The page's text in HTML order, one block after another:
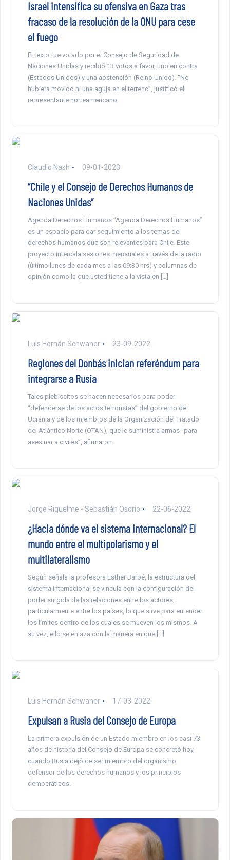
Israel intensifica su ofensiva en Gaza tras
fracaso de la resolución de la ONU para cese
el fuego
El texto fue votado por el Consejo de Seguridad de
Naciones Unidas y recibió 13 votos a favor, uno en contra
(Estados Unidos) y una abstención (Reino Unido). “No
hubiera movido ni una aguja en el terreno”, justificó el
representante norteamericano
Claudio Nash 09-01-2023
“Chile y el Consejo de Derechos Humanos de
Naciones Unidas”
Agenda Derechos Humanos “Agenda Derechos Humanos”
es un espacio para dar seguimiento a los temas de
derechos humanos que son relevantes para Chile. Este
proyecto intercala sesiones mensuales a través de la radio
(último lunes de cada mes a las 09:30 hrs) y columnas de
opinión como la que usted tiene a la vista en […]
Luis Hernán Schwaner 23-09-2022
Regiones del Donbás inician referéndum para
integrarse a Rusia
Tales plebiscitos se hacen necesarios para poder
“defenderse de los actos terroristas” del gobierno de
Ucrania y de los miembros de la Organización del Tratado
del Atlántico Norte (OTAN), que le suministra armas “para
asesinar a civiles”, afirmaron.
Jorge Riquelme - Sebastián Osorio 22-06-2022
¿Hacia dónde va el sistema internacional? El
mundo entre el multipolarismo y el
multilateralismo
Según señala la profesora Esther Barbé, la estructura del
sistema internacional se vincula con la configuración del
poder surgida de las relaciones entre los actores,
particularmente entre los países, lo que sirve para entender
los límites dentro de los cuales se mueven los mismos. A
su vez, ello se enlaza con la manera en que […]
Luis Hernán Schwaner 17-03-2022
Expulsan a Rusia del Consejo de Europa
La primera expulsión de un Estado miembro en los casi 73
años de historia del Consejo de Europa se concretó hoy,
cuando Rusia dejó de ser miembro del organismo
defensor de los derechos humanos y los principios
democráticos.